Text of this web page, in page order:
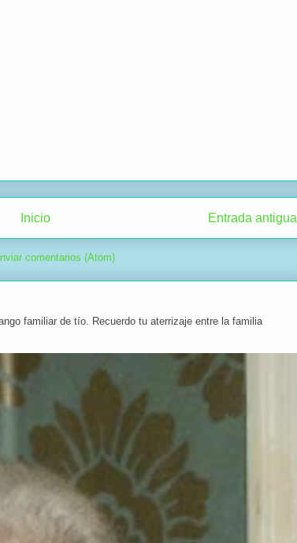
Entrada antigua
Inicio
comentarios (Atom)
familiar de tío. Recuerdo tu aterrizaje entre la familia